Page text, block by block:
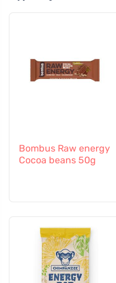
Bombus Raw energy
Cocoa beans 50g